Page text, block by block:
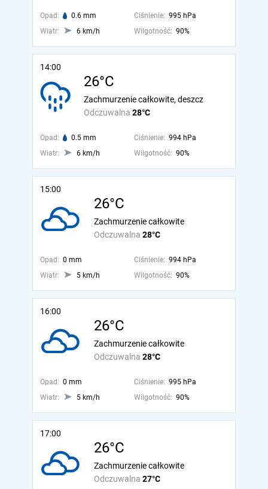
Opad: 0.6 mm Ciśnienie: 995 hPa
Wiatr:
6 km/h Wilgotność: 90%
14:00
26°C
Odczuwalna 28°C
Zachmurzenie całkowite, deszcz
Opad: 0.5 mm Ciśnienie: 994 hPa
Wiatr:
6 km/h Wilgotność: 90%
15:00
26°C
Odczuwalna 28°C
Zachmurzenie całkowite
Opad: 0 mm Ciśnienie: 994 hPa
Wiatr:
5 km/h Wilgotność: 90%
16:00
26°C
Odczuwalna 28°C
Zachmurzenie całkowite
Opad: 0 mm Ciśnienie: 995 hPa
Wiatr:
5 km/h Wilgotność: 90%
17:00
26°C
Odczuwalna 27°C
Zachmurzenie całkowite